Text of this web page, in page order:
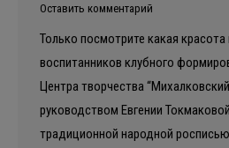
Оставить комментарий
Только посмотрите какая красота
воспитанников клубного
Центра творчества
руководством Евгении
традиционной народной